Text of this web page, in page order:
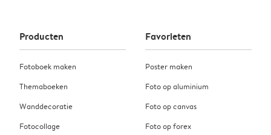
Producten
Fotoboek maken
Themaboeken
Wanddecoratie
Fotocollage
Favorieten
Poster maken
Foto op aluminium
Foto op canvas
Foto op forex